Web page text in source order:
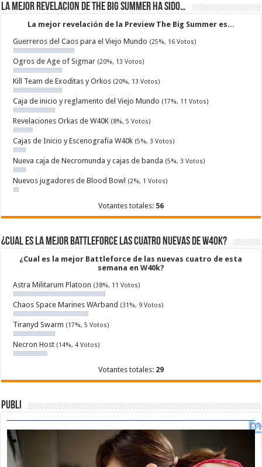
La mejor revelacion de The Big Summer ha sido…
La mejor revelación de la Preview The Big Summer es...
Guerreros del Caos para el Viejo Mundo (25%, 16 Votos)
Ogros de Age of Sigmar (20%, 13 Votos)
Kill Team de Exoditas y Orkos (20%, 13 Votos)
Caja de inicio y reglamento del Viejo Mundo (17%, 11 Votos)
Revelaciones Orkas de W40K (8%, 5 Votos)
Cajas de Inicio y Escenografia W40k (5%, 3 Votos)
Nueva caja de Necromunda y cajas de banda (5%, 3 Votos)
Nuevos jugadores de Blood Bowl (2%, 1 Votos)
Votantes totales: 56
¿Cual es la mejor Battleforce las cuatro nuevas de W40k?
¿Cual es la mejor Battleforce de las nuevas cuatro de esta
semana en W40k?
Astra Militarum Platoon (38%, 11 Votos)
Chaos Space Marines WArband (31%, 9 Votos)
Tiranyd Swarm (17%, 5 Votos)
Necron Host (14%, 4 Votos)
Votantes totales: 29
Publi